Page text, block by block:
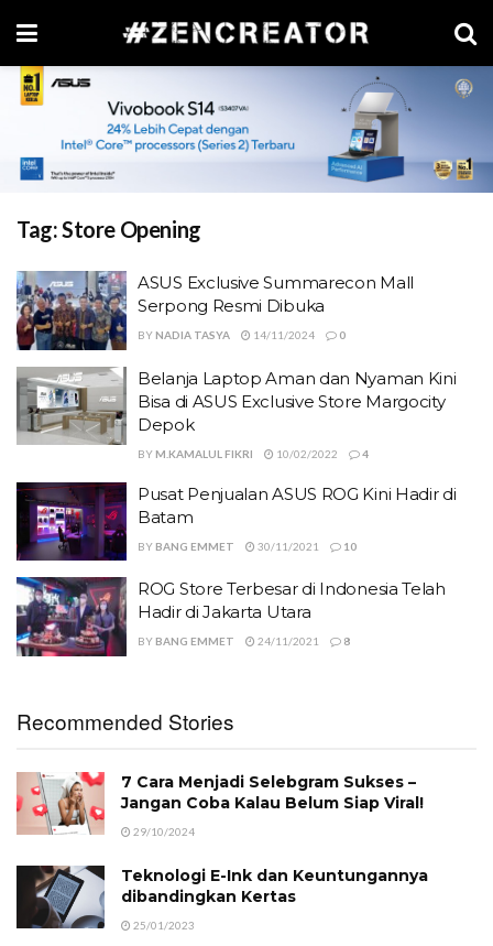
Tag:Store Opening
ASUS Exclusive Summarecon Mall
Serpong Resmi Dibuka
BY NADIA TASYA 14/11/2024 0
Belanja Laptop Aman dan Nyaman Kini
Bisa di ASUS Exclusive Store Margocity
Depok
BY M.KAMALUL FIKRI 10/02/2022 4
Pusat Penjualan ASUS ROG Kini Hadir di
Batam
BY BANG EMMET 30/11/2021 10
ROG Store Terbesar di Indonesia Telah
Hadir di Jakarta Utara
BY BANG EMMET 24/11/2021 8
Recommended Stories
7 Cara Menjadi Selebgram Sukses –
Jangan Coba Kalau Belum Siap Viral!
29/10/2024
Teknologi E-Ink dan Keuntungannya
dibandingkan Kertas
25/01/2023